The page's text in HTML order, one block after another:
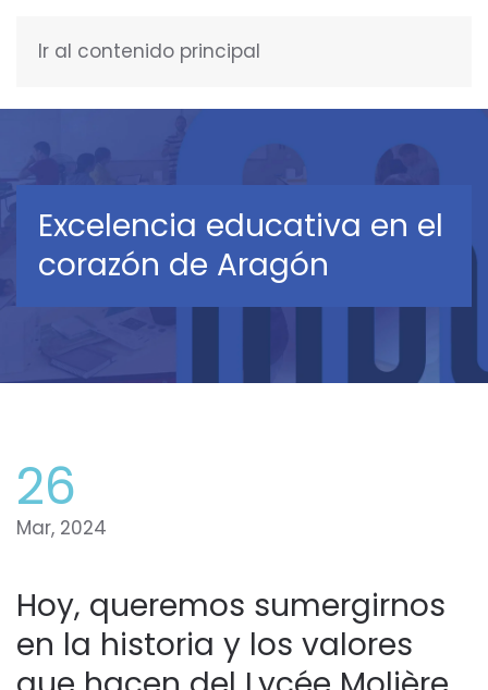
Ir al contenido principal
Excelencia educativa en el
corazón de Aragón
26
Mar, 2024
Hoy, queremos sumergirnos
en la historia y los valores